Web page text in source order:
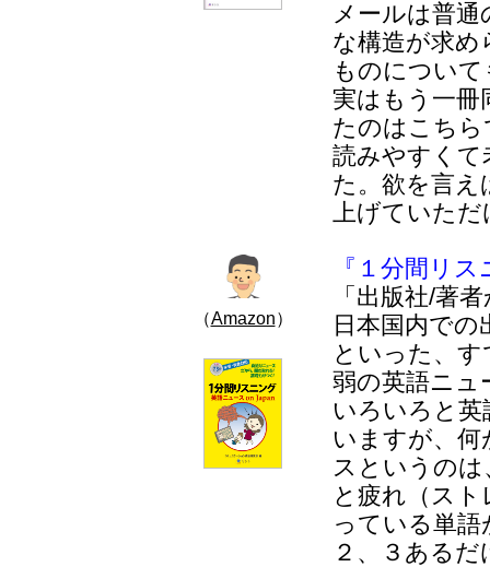
メールは普
な構造が求
ものについ
実はもう一冊
たのはこち
読みやすくて
た。欲を言え
上げていた
（Amazon）
『１分間リ
「出版社/著
日本国内で
といった、
弱の英語ニュ
いろいろと
いますが、
スというの
と疲れ（ス
っている単
２、３ある